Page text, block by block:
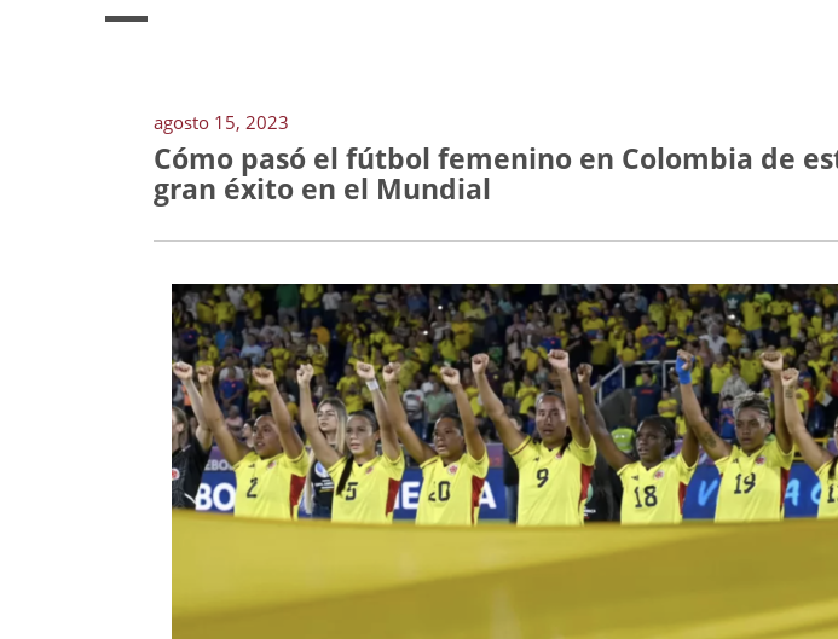
agosto 15, 2023
Cómo pasó el fútbol femenino en Colombia de
gran éxito en el Mundial